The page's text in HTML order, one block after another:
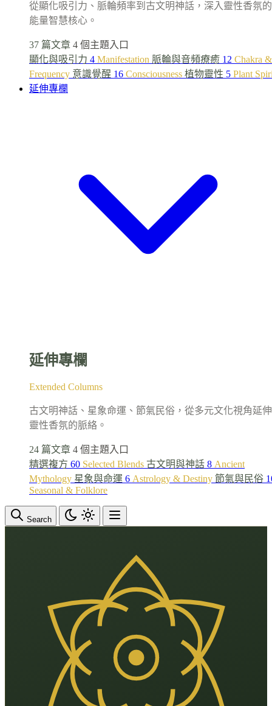
從顯化吸引力、脈輪頻率到古文明神話，深入靈性香氛的
能量智慧核心。
37 篇文章 4 個主題入口
顯化與吸引力 4 Manifestation 脈輪與音頻療癒 12 Chakra &
Frequency 意識覺醒 16 Consciousness 植物靈性 5 Plant
延伸專欄
延伸專欄
Extended Columns
古文明神話、星象命運、節氣民俗，從多元文化視角延伸
靈性香氛的脈絡。
24 篇文章 4 個主題入口
精選複方 60 Selected Blends 古文明與神話 8 Ancient
Mythology 星象與命運 6 Astrology & Destiny 節氣與民俗
Seasonal & Folklore
Search